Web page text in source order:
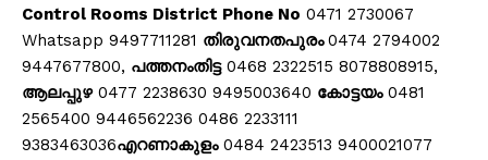
Control Rooms District Phone No 0471 2730067
Whatsapp 9497711281 തിരുവനതപുരം0474 2794002
9447677800, പത്തനംതിട്ട0468 2322515 8078808915,
ആലപ്പുഴ0477 2238630 9495003640 കോട്ടയം0481
2565400 9446562236 0486 2233111
9383463036എറണാകുളം0484 2423513 9400021077